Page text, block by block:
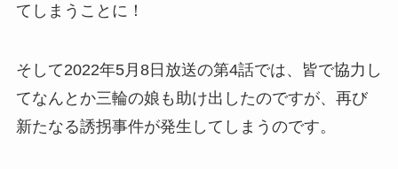
てしまうことに！
そして2022年5月8日放送の第4話では、皆で協力し
てなんとか三輪の娘も助け出したのですが、再び
新たなる誘拐事件が発生してしまうのです。